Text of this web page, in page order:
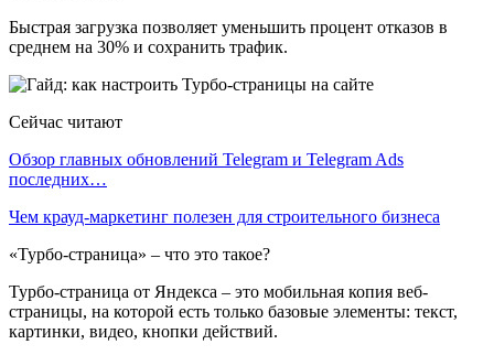
Быстрая загрузка позволяет уменьшить процент отказов в
среднем на 30% и сохранить трафик.
Сейчас читают
Обзор главных обновлений Telegram и Telegram Ads
последних…
Чем крауд-маркетинг полезен для строительного бизнеса
«Турбо-страница» – что это такое?
Турбо-страница от Яндекса – это мобильная копия веб-
страницы, на которой есть только базовые элементы: текст,
картинки, видео, кнопки действий.